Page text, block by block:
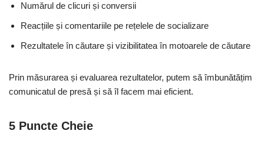
Numărul de clicuri și conversii
Reacțiile și comentariile pe rețelele de socializare
Rezultatele în căutare și vizibilitatea în motoarele de căutare
Prin măsurarea și evaluarea rezultatelor, putem să îmbunătățim
comunicatul de presă și să îl facem mai eficient.
5 Puncte Cheie